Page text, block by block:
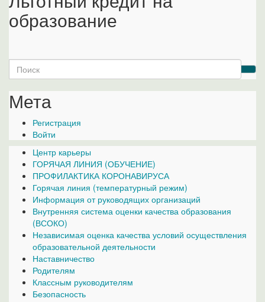
образование
Search
for:
Мета
Регистрация
Войти
Центр карьеры
ГОРЯЧАЯ ЛИНИЯ (ОБУЧЕНИЕ)
ПРОФИЛАКТИКА КОРОНАВИРУСА
Горячая линия (температурный режим)
Информация от руководящих организаций
Внутренняя система оценки качества образования
(ВСОКО)
Независимая оценка качества условий осуществления
образовательной деятельности
Наставничество
Родителям
Классным руководителям
Безопасность